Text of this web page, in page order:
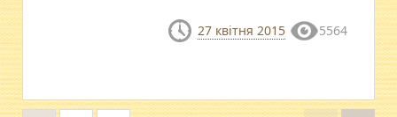
27 квітня 2015 5564